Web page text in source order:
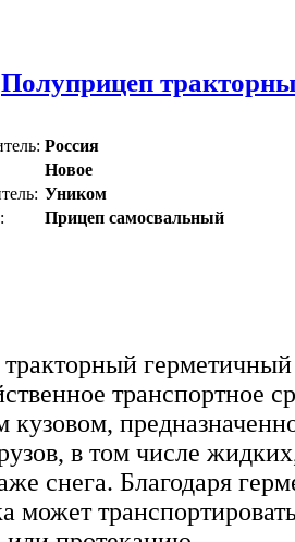
Полуприцеп
Россия
Новое
Уником
Прицеп самосвальный
герметичный
транспортное
кузовом,
в том числе
снега. Благодаря
может